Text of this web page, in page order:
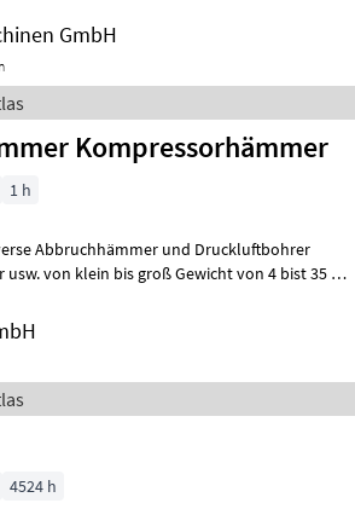
GmbH
Kompressorhämmer
1 h
Abbruchhämmer und Druckluftbohrer
von klein bis groß Gewicht von 4 bist 35 kg,
4524 h